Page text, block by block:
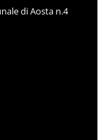
di Aosta n.4